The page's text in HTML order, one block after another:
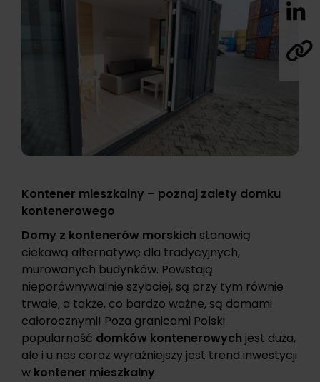
Kontener mieszkalny – poznaj zalety domku
kontenerowego
Domy z kontenerów morskich stanowią
ciekawą alternatywę dla tradycyjnych,
murowanych budynków. Powstają
nieporównywalnie szybciej, są przy tym równie
trwałe, a także, co bardzo ważne, są domami
całorocznymi! Poza granicami Polski
popularność domków kontenerowych jest duża,
ale i u nas coraz wyraźniejszy jest trend inwestycji
w kontener mieszkalny.